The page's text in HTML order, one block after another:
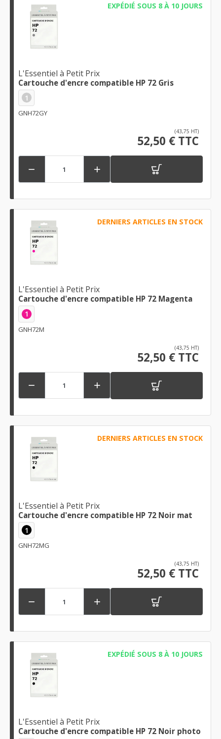
EXPÉDIÉ SOUS 8 À 10 JOURS
L'Essentiel à Petit Prix
Cartouche d'encre compatible HP 72 Gris
1
GNH72GY
(43,75 HT)
52,50 € TTC
 
DERNIERS ARTICLES EN STOCK
L'Essentiel à Petit Prix
Cartouche d'encre compatible HP 72 Magenta
1
GNH72M
(43,75 HT)
52,50 € TTC
 
DERNIERS ARTICLES EN STOCK
L'Essentiel à Petit Prix
Cartouche d'encre compatible HP 72 Noir mat
1
GNH72MG
(43,75 HT)
52,50 € TTC
 
EXPÉDIÉ SOUS 8 À 10 JOURS
L'Essentiel à Petit Prix
Cartouche d'encre compatible HP 72 Noir photo